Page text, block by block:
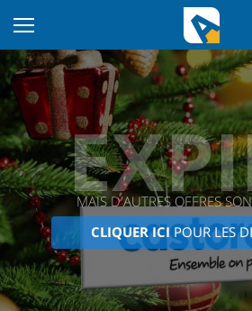
MAIS D'AUTRES OFFRES
CLIQUER ICIPOUR LES